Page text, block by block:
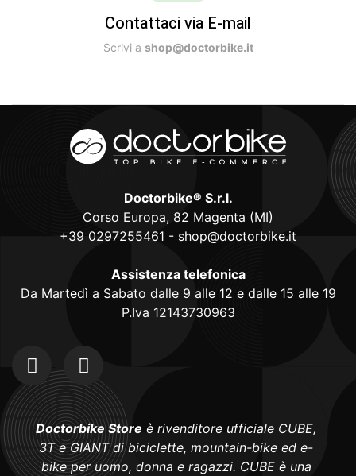
Contattaci via E-mail
Scrivi a shop@doctorbike.it
Doctorbike® S.r.l.
Corso Europa, 82 Magenta (MI)
+39 0297255461 - shop@doctorbike.it
Assistenza telefonica
Da Martedì a Sabato dalle 9 alle 12 e dalle 15 alle 19
P.Iva 12143730963
Doctorbike Store è rivenditore ufficiale CUBE,
3T e GIANT di biciclette, mountain-bike ed e-
bike per uomo, donna e ragazzi. CUBE è una